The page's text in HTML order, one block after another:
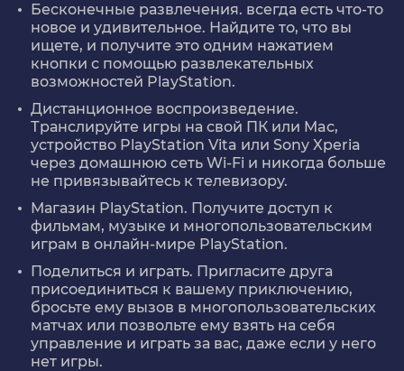
Бесконечные развлечения. всегда есть что-то
новое и удивительное. Найдите то, что вы
ищете, и получите это одним нажатием
кнопки с помощью развлекательных
возможностей PlayStation.
Дистанционное воспроизведение.
Транслируйте игры на свой ПК или Mac,
устройство PlayStation Vita или Sony Xperia
через домашнюю сеть Wi-Fi и никогда больше
не привязывайтесь к телевизору.
Магазин PlayStation. Получите доступ к
фильмам, музыке и многопользовательским
играм в онлайн-мире PlayStation.
Поделиться и играть. Пригласите друга
присоединиться к вашему приключению,
бросьте ему вызов в многопользовательских
матчах или позвольте ему взять на себя
управление и играть за вас, даже если у него
нет игры.